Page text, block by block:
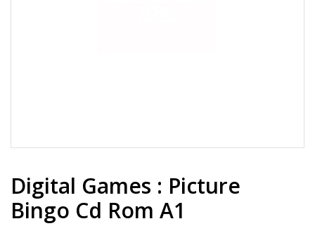
Digital Games : Picture
Bingo Cd Rom A1